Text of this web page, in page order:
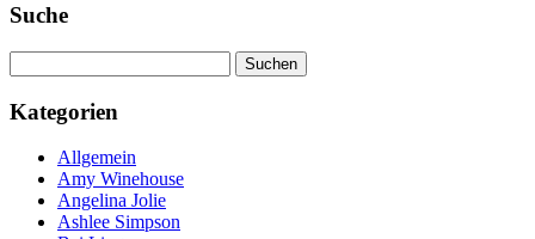
Suche
nach:
Kategorien
Allgemein
Amy Winehouse
Angelina Jolie
Ashlee Simpson